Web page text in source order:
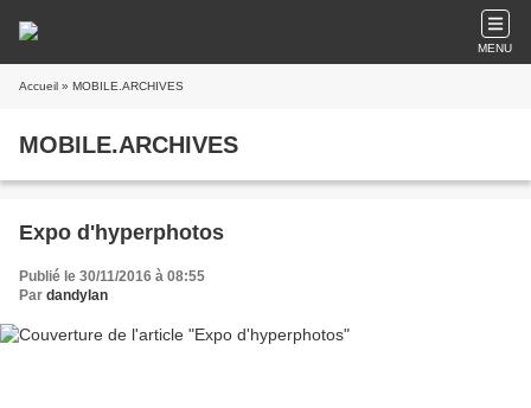
MENU
Accueil » MOBILE.ARCHIVES
MOBILE.ARCHIVES
Expo d'hyperphotos
Publié le 30/11/2016 à 08:55
Par dandylan